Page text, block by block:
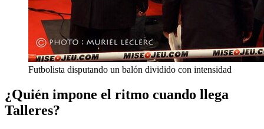
Futbolista disputando un balón dividido con intensidad
¿Quién impone el ritmo cuando llega
Talleres?